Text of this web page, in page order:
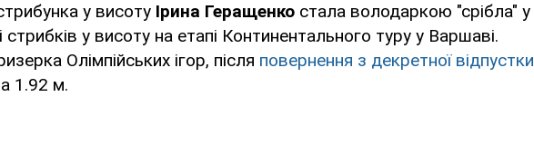
у висоту Ірина Геращенко стала володаркою "срібла" у
стрибків у висоту на етапі Континентального туру у Варшаві.
Олімпійських ігор, після повернення з декретної відпустки
1.92 м.